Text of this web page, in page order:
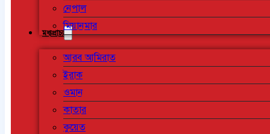
নেপাল
মিয়ানমার
মধ্যপ্রাচ্য
আরব আমিরাত
ইরাক
ওমান
কাতার
কুয়েত